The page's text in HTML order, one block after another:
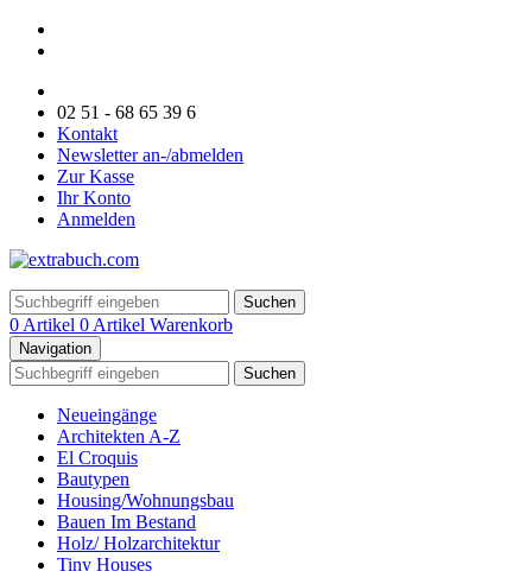
02 51 - 68 65 39 6
Kontakt
Newsletter an-/abmelden
Zur Kasse
Ihr Konto
Anmelden
Suchen
0 Artikel 0 Artikel Warenkorb
Navigation
Suchen
Neueingänge
Architekten A-Z
El Croquis
Bautypen
Housing/Wohnungsbau
Bauen Im Bestand
Holz/ Holzarchitektur
Tiny Houses